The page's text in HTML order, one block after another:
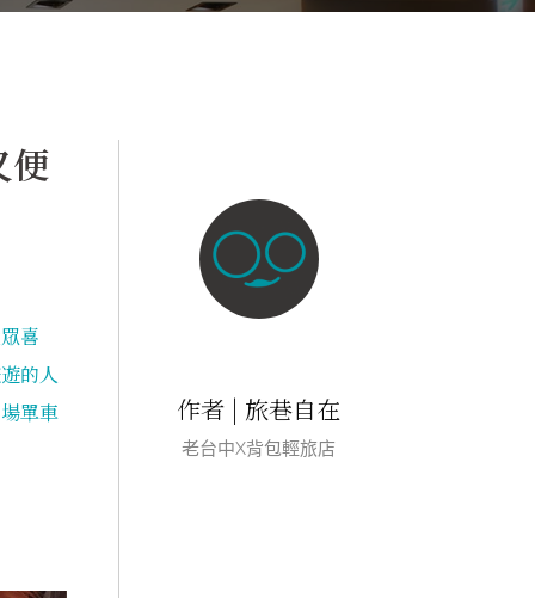
便
喜
的人
單車
作者 | 旅巷自在
老台中X背包輕旅店